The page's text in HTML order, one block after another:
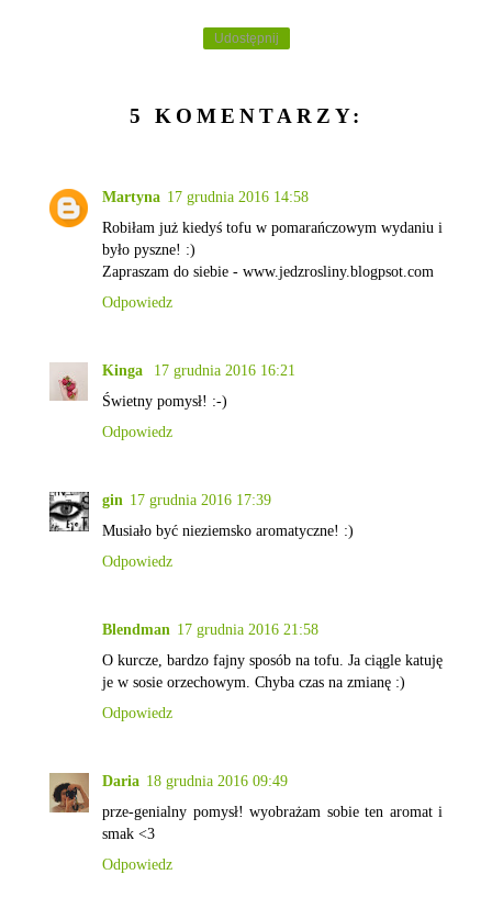
Udostępnij
5 KOMENTARZY:
Martyna 17 grudnia 2016 14:58
Robiłam już kiedyś tofu w pomarańczowym wydaniu i
było pyszne! :)
Zapraszam do siebie - www.jedzrosliny.blogpsot.com
Odpowiedz
Kinga
17 grudnia 2016 16:21
Świetny pomysł! :-)
Odpowiedz
gin 17 grudnia 2016 17:39
Musiało być nieziemsko aromatyczne! :)
Odpowiedz
Blendman 17 grudnia 2016 21:58
O kurcze, bardzo fajny sposób na tofu. Ja ciągle katuję
je w sosie orzechowym. Chyba czas na zmianę :)
Odpowiedz
Daria 18 grudnia 2016 09:49
prze-genialny pomysł! wyobrażam sobie ten aromat i
smak <3
Odpowiedz